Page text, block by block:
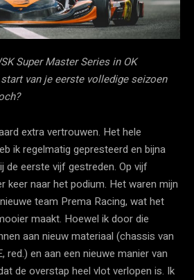
Super Master Series in OK
van je eerste volledige seizoen
extra vertrouwen. Het hele
ik regelmatig gepresteerd en bijna
de eerste vijf gestreden. Op vijf
keer naar het podium. Het waren mijn
team Prema Racing, wat het
maakt. Hoewel ik door die
aan nieuw materiaal (chassis van
red.) en aan een nieuwe manier van
de overstap heel vlot verlopen is. Ik